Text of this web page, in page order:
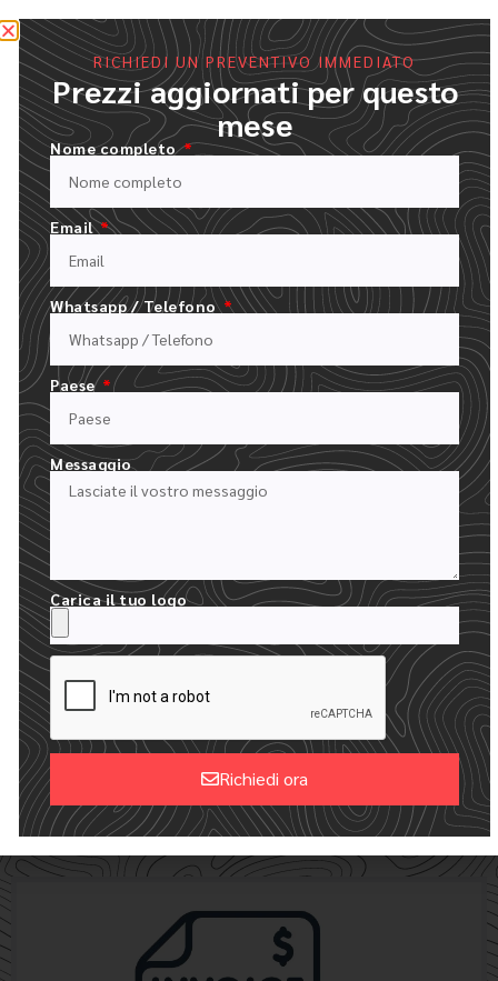
COMPILATE IL NOSTRO MODULO DI PREVENTIVO
CARICARE IL LOGO E DESCRIVERE L'ORDINE
24 ORE PER RICEVERE I VOSTRI MOCKUP
LOGO
RICHIEDI UN PREVENTIVO IMMEDIATO
Prezzi aggiornati per questo
mese
Nome completo
Email
Whatsapp / Telefono
Paese
Messaggio
Carica il tuo logo
Richiedi ora
Alternative: